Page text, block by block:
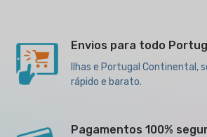
Envios para todo
Ilhas e Portugal Continental,
rápido e barato.
Pagamentos 100%